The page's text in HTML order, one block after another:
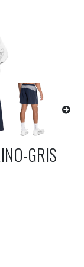
GRIS